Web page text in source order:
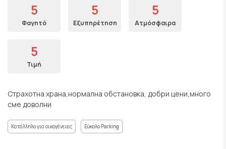
5
Φαγητό
5
Εξυπηρέτηση
5
Ατμόσφαιρα
5
Τιμή
Страхотна храна,нормална обстановка, добри цени,много
сме доволни
Κατάλληλο για οικογένειες Εύκολο Parking